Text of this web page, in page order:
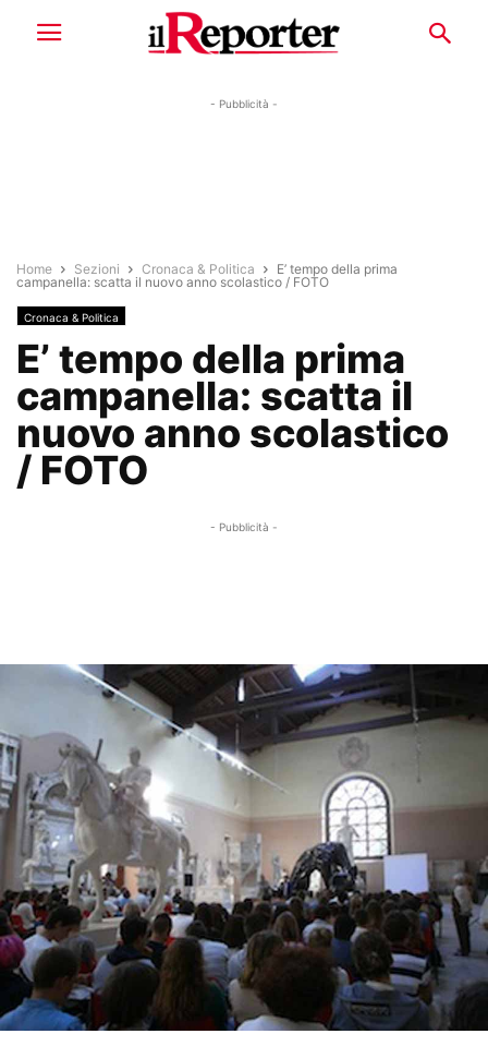
- Pubblicità -
Home Sezioni Cronaca & Politica
E’ tempo della prima
campanella: scatta il nuovo anno scolastico / FOTO
Cronaca & Politica
E’ tempo della prima
campanella: scatta il
nuovo anno scolastico
/ FOTO
- Pubblicità -